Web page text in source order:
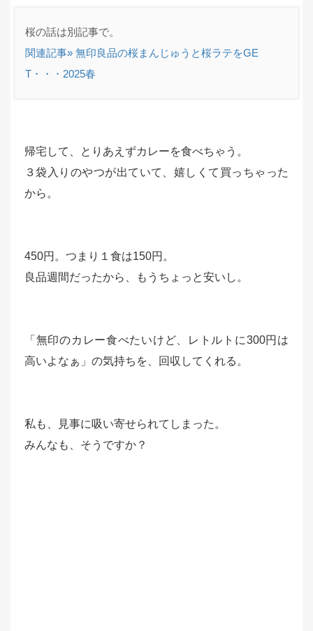
関連記事» 無印良品の桜まんじゅうと桜ラテをGE
T・・・2025春
帰宅して、とりあえずカレーを食べちゃう。
３袋入りのやつが出ていて、嬉しくて買っちゃった
から。
450円。つまり１食は150円。
良品週間だったから、もうちょっと安いし。
「無印のカレー食べたいけど、レトルトに300円は
高いよなぁ」の気持ちを、回収してくれる。
私も、見事に吸い寄せられてしまった。
みんなも、そうですか？